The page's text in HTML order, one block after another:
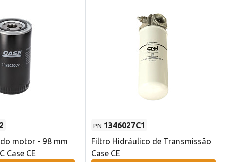
motor - 98 mm
Case CE
PN 1346027C1
Filtro Hidráulico de Transmissão
Case CE